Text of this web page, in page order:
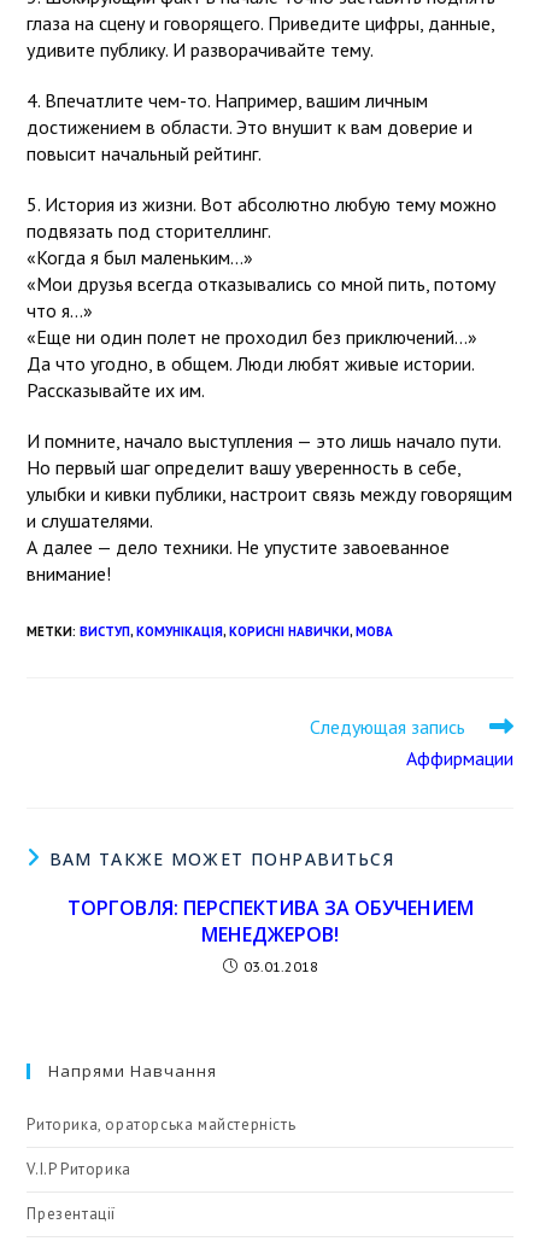
глаза на сцену и говорящего. Приведите цифры, данные,
удивите публику. И разворачивайте тему.
4. Впечатлите чем-то. Например, вашим личным
достижением в области. Это внушит к вам доверие и
повысит начальный рейтинг.
5. История из жизни. Вот абсолютно любую тему можно
подвязать под сторителлинг.
«Когда я был маленьким…»
«Мои друзья всегда отказывались со мной пить, потому
что я…»
«Еще ни один полет не проходил без приключений…»
Да что угодно, в общем. Люди любят живые истории.
Рассказывайте их им.
И помните, начало выступления — это лишь начало пути.
Но первый шаг определит вашу уверенность в себе,
улыбки и кивки публики, настроит связь между говорящим
и слушателями.
А далее — дело техники. Не упустите завоеванное
внимание!
МЕТКИ:ВИСТУП, КОМУНІКАЦІЯ, КОРИСНІ НАВИЧКИ, МОВА
Следующая запись
Аффирмации
ВАМ ТАКЖЕ МОЖЕТ ПОНРАВИТЬСЯ
ТОРГОВЛЯ: ПЕРСПЕКТИВА ЗА ОБУЧЕНИЕМ
МЕНЕДЖЕРОВ!
03.01.2018
Напрями Навчання
Риторика, ораторська майстерність
V.I.P Риторика
Презентації